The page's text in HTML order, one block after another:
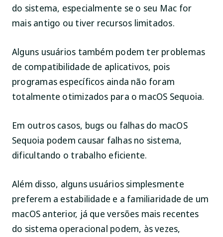
do sistema, especialmente se o seu Mac for
mais antigo ou tiver recursos limitados.
Alguns usuários também podem ter problemas
de compatibilidade de aplicativos, pois
programas específicos ainda não foram
totalmente otimizados para o macOS Sequoia.
Em outros casos, bugs ou falhas do macOS
Sequoia podem causar falhas no sistema,
dificultando o trabalho eficiente.
Além disso, alguns usuários simplesmente
preferem a estabilidade e a familiaridade de um
macOS anterior, já que versões mais recentes
do sistema operacional podem, às vezes,